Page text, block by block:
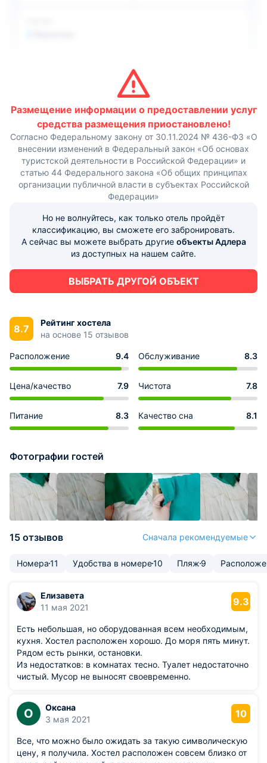
Размещение информации о предоставлении услуг
средства размещения приостановлено!
Согласно Федеральному закону от 30.11.2024 № 436-ФЗ «О
внесении изменений в Федеральный закон «Об основах
туристской деятельности в Российской Федерации» и
статью 44 Федерального закона «Об общих принципах
организации публичной власти в субъектах Российской
Федерации»
Но не волнуйтесь, как только отель пройдёт
классификацию, вы сможете его забронировать.
А сейчас вы можете выбрать другие объекты Адлера
из доступных на нашем сайте.
ВЫБРАТЬ ДРУГОЙ ОБЪЕКТ
8.7
Рейтинг хостела
на основе 15 отзывов
Расположение 9.4 Обслуживание 8.3
Цена/качество 7.9 Чистота 7.8
Питание 8.3 Качество сна 8.1
Фотографии гостей
15 отзывов Сначала рекомендуемые
Номера11 Удобства в номере10 Пляж 9
Елизавета
11 мая 2021
9.3
Есть небольшая, но оборудованная всем необходимым,
кухня. Хостел расположен хорошо. До моря пять минут.
Рядом есть рынки, остановки.
Из недостатков: в комнатах тесно. Туалет недостаточно
чистый. Мусор не выносят своевременно.
О
Оксана
3 мая 2021
10
Все, что можно было ожидать за такую символическую
цену, я получила. Хостел расположен совсем близко от